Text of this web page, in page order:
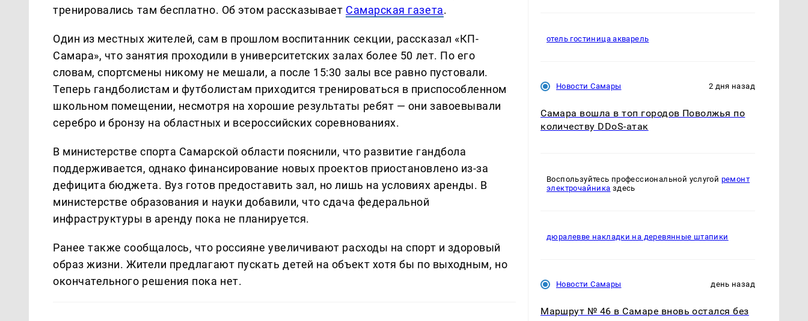
тренировались там бесплатно. Об этом рассказывает Самарская газета.
Один из местных жителей, сам в прошлом воспитанник секции, рассказал «КП-
Самара», что занятия проходили в университетских залах более 50 лет. По его
словам, спортсмены никому не мешали, а после 15:30 залы все равно пустовали.
Теперь гандболистам и футболистам приходится тренироваться в приспособленном
школьном помещении, несмотря на хорошие результаты ребят — они завоевывали
серебро и бронзу на областных и всероссийских соревнованиях.
В министерстве спорта Самарской области пояснили, что развитие гандбола
поддерживается, однако финансирование новых проектов приостановлено из-за
дефицита бюджета. Вуз готов предоставить зал, но лишь на условиях аренды. В
министерстве образования и науки добавили, что сдача федеральной
инфраструктуры в аренду пока не планируется.
Ранее также сообщалось, что россияне увеличивают расходы на спорт и здоровый
образ жизни. Жители предлагают пускать детей на объект хотя бы по выходным, но
окончательного решения пока нет.
отель гостиница акварель
Новости Самары 2 дня назад
Самара вошла в топ городов Поволжья по
количеству DDoS-атак
Воспользуйтесь профессиональной услугой ремонт
электрочайника здесь
дюралевве накладки на деревянные штапики
Новости Самары день назад
Маршрут № 46 в Самаре вновь остался без